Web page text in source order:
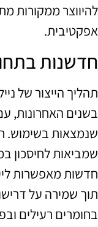
להיווצר ממקורות
אפקטיבית.
חדשנות
תהליך הייצור של
בשנים האחרונות,
שנמצאות בשימוש.
שמביאות לחיסכון
חדשות מאפשרות
תוך שמירה על
בחומרים רעילים